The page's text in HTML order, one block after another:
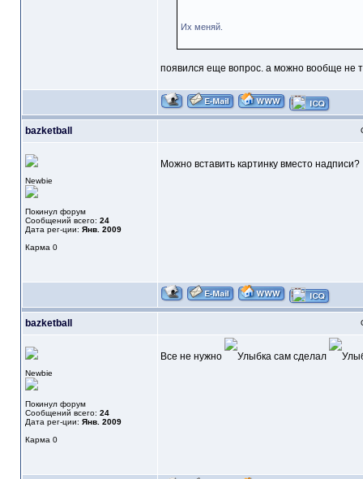
Их меняй.
появился еще вопрос. а можно вообще не
bazketball
Newbie
Покинул форум
Сообщений всего: 24
Дата рег-ции: Янв. 2009
Карма 0
Можно вставить картинку вместо надписи?
bazketball
Newbie
Покинул форум
Сообщений всего: 24
Дата рег-ции: Янв. 2009
Карма 0
Все не нужно сам сделал